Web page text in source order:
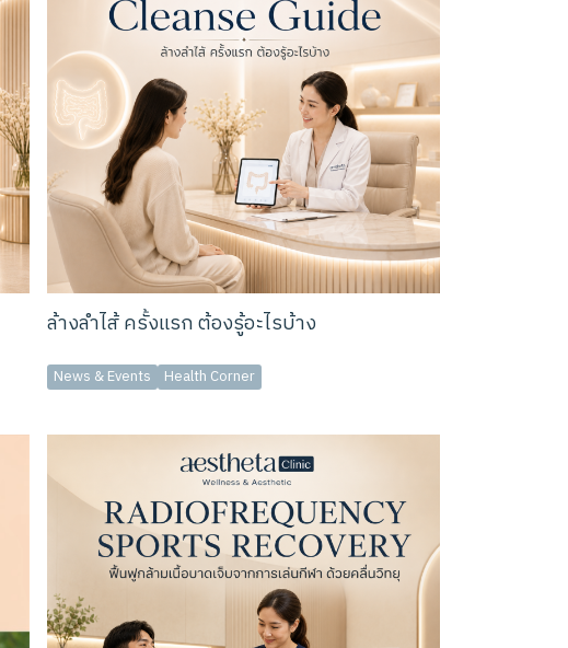
ล้างลำไส้ ครั้งแรก ต้องรู้อะไรบ้าง
News & Events Health Corner